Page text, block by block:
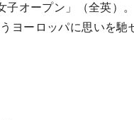
子オープン」（全英）
ヨーロッパに思いを馳